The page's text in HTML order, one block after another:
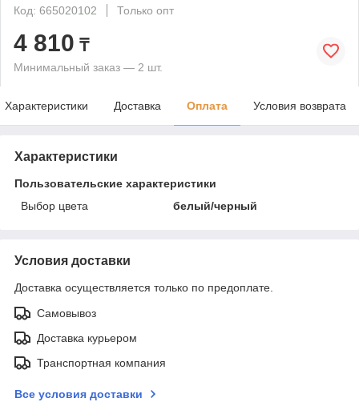
Код: 665020102
Только опт
4 810 ₸
Минимальный заказ — 2 шт.
Характеристики Доставка Оплата Условия возврата
Характеристики
Пользовательские характеристики
Выбор цвета
белый/черный
Условия доставки
Доставка осуществляется только по предоплате.
Самовывоз
Доставка курьером
Транспортная компания
Все условия доставки